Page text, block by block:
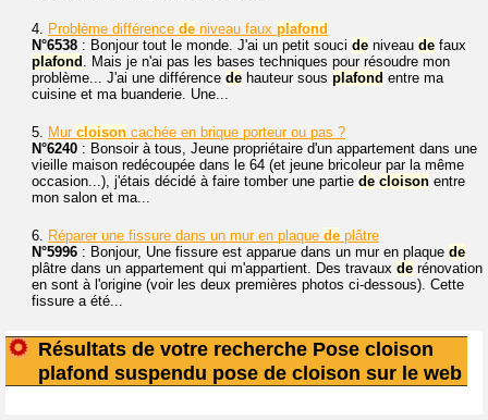
4. Problème différence de niveau faux plafond
N°6538 : Bonjour tout le monde. J'ai un petit souci de niveau de faux
plafond . Mais je n'ai pas les bases techniques pour résoudre mon
problème... J'ai une différence de hauteur sous plafond entre ma
cuisine et ma buanderie. Une...
5. Mur cloison cachée en brique porteur ou pas ?
N°6240 : Bonsoir à tous, Jeune propriétaire d'un appartement dans une
vieille maison redécoupée dans le 64 (et jeune bricoleur par la même
occasion...), j'étais décidé à faire tomber une partie de cloison entre
mon salon et ma...
6. Réparer une fissure dans un mur en plaque de plâtre
N°5996 : Bonjour, Une fissure est apparue dans un mur en plaque de
plâtre dans un appartement qui m'appartient. Des travaux de rénovation
en sont à l'origine (voir les deux premières photos ci-dessous). Cette
fissure a été...
Résultats de votre recherche Pose cloison
plafond suspendu pose de cloison sur le web